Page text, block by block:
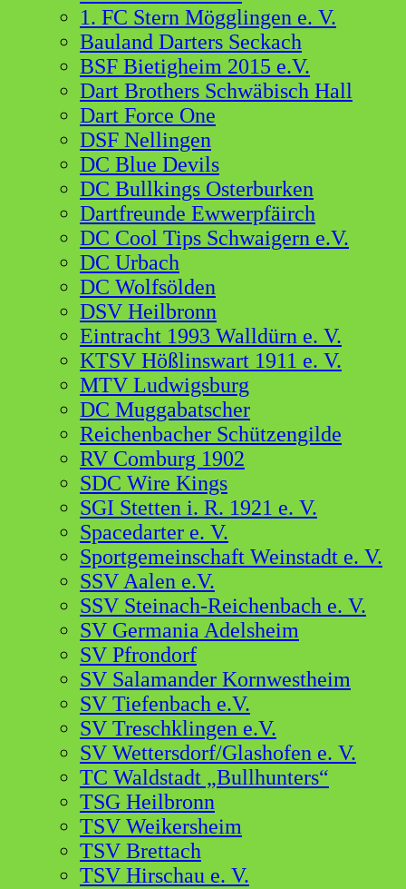
1. FC Stern Mögglingen e. V.
Bauland Darters Seckach
BSF Bietigheim 2015 e.V.
Dart Brothers Schwäbisch Hall
Dart Force One
DSF Nellingen
DC Blue Devils
DC Bullkings Osterburken
Dartfreunde Ewwerpfäirch
DC Cool Tips Schwaigern e.V.
DC Urbach
DC Wolfsölden
DSV Heilbronn
Eintracht 1993 Walldürn e. V.
KTSV Hößlinswart 1911 e. V.
MTV Ludwigsburg
DC Muggabatscher
Reichenbacher Schützengilde
RV Comburg 1902
SDC Wire Kings
SGI Stetten i. R. 1921 e. V.
Spacedarter e. V.
Sportgemeinschaft Weinstadt e. V.
SSV Aalen e.V.
SSV Steinach-Reichenbach e. V.
SV Germania Adelsheim
SV Pfrondorf
SV Salamander Kornwestheim
SV Tiefenbach e.V.
SV Treschklingen e.V.
SV Wettersdorf/Glashofen e. V.
TC Waldstadt „Bullhunters“
TSG Heilbronn
TSV Weikersheim
TSV Brettach
TSV Hirschau e. V.